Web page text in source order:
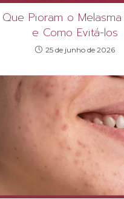
Pioram o
e Como Evitá-los
25 de junho de 2026